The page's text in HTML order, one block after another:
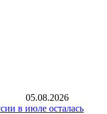
05.08.2026
в июле осталась